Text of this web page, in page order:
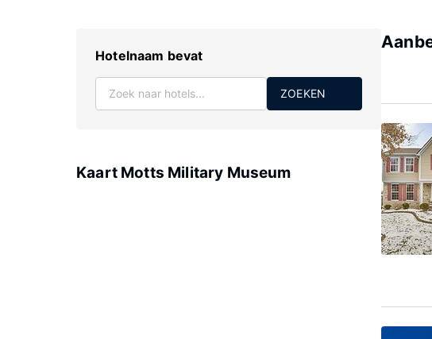
Hotelnaam bevat
ZOEKEN
Kaart Motts Military Museum